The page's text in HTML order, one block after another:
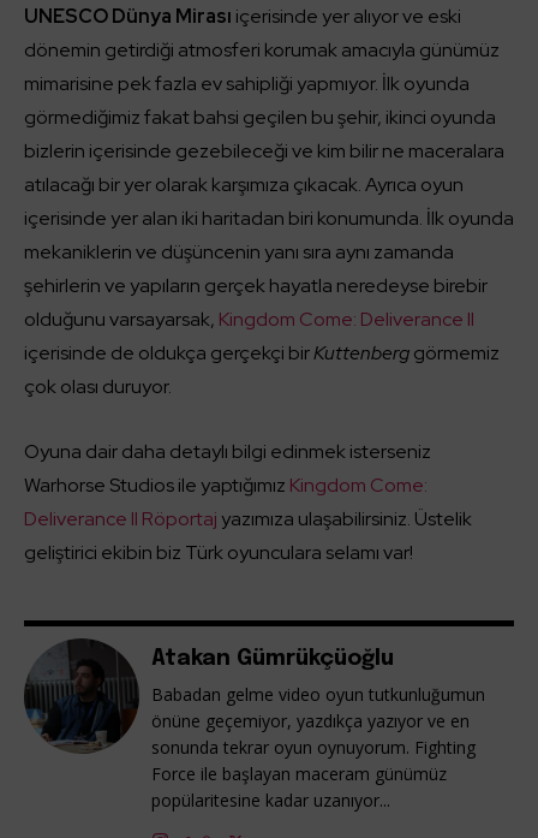
UNESCO Dünya Mirası içerisinde yer alıyor ve eski
dönemin getirdiği atmosferi korumak amacıyla günümüz
mimarisine pek fazla ev sahipliği yapmıyor. İlk oyunda
görmediğimiz fakat bahsi geçilen bu şehir, ikinci oyunda
bizlerin içerisinde gezebileceği ve kim bilir ne maceralara
atılacağı bir yer olarak karşımıza çıkacak. Ayrıca oyun
içerisinde yer alan iki haritadan biri konumunda. İlk oyunda
mekaniklerin ve düşüncenin yanı sıra aynı zamanda
şehirlerin ve yapıların gerçek hayatla neredeyse birebir
olduğunu varsayarsak, Kingdom Come: Deliverance II
içerisinde de oldukça gerçekçi birKuttenberggörmemiz
çok olası duruyor.
Oyuna dair daha detaylı bilgi edinmek isterseniz
Warhorse Studios ile yaptığımız Kingdom Come:
Deliverance II Röportaj yazımıza ulaşabilirsiniz. Üstelik
geliştirici ekibin biz Türk oyunculara selamı var!
Atakan Gümrükçüoğlu
Babadan gelme video oyun tutkunluğumun
önüne geçemiyor, yazdıkça yazıyor ve en
sonunda tekrar oyun oynuyorum. Fighting
Force ile başlayan maceram günümüz
popülaritesine kadar uzanıyor...